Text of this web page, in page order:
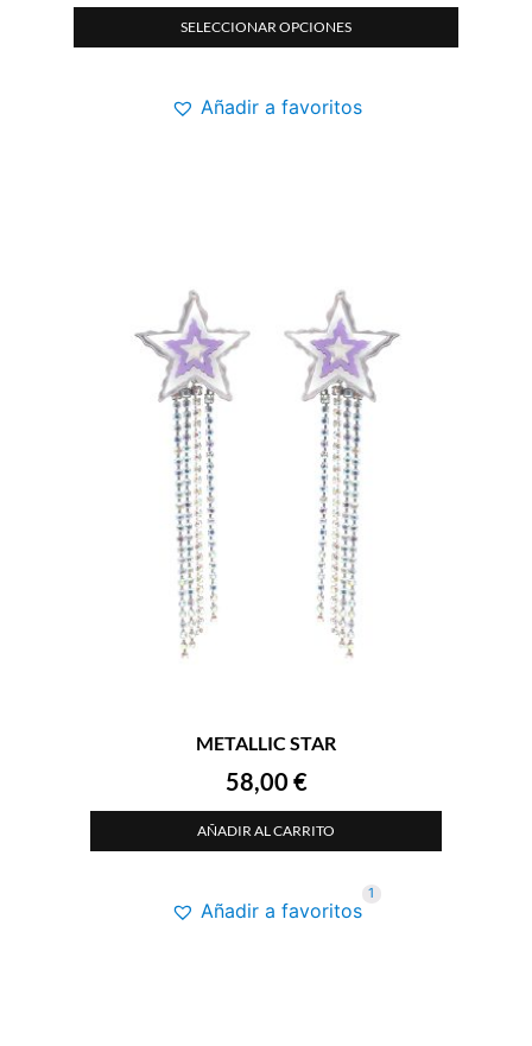
SELECCIONAR OPCIONES
Añadir a favoritos
METALLIC STAR
58,00 €
AÑADIR AL CARRITO
Añadir a favoritos
1